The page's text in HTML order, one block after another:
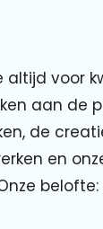
altijd voor
aan de
de
en
belofte: